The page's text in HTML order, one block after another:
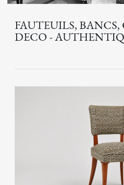
FAUTEUILS,
DECO -